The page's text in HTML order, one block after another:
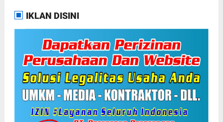
IKLAN DISINI